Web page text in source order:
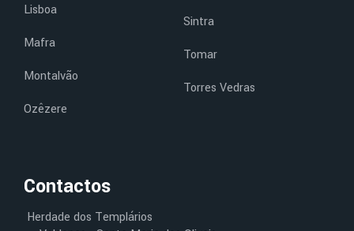
Lisboa
Mafra
Montalvão
Ozêzere
Sintra
Tomar
Torres Vedras
Contactos
Herdade dos Templários